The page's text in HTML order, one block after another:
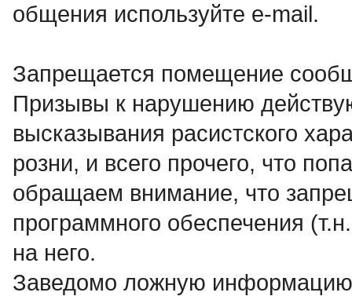
общения используйте e-mail.
Запрещается помещение
Пpизывы к наpyшению
высказывания расистского
розни, и всего прочего, что
обращаем внимание, что
программного обеспечения
на него.
Заведомо ложнyю